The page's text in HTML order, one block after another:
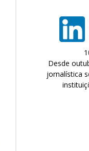
Desde
jornalística